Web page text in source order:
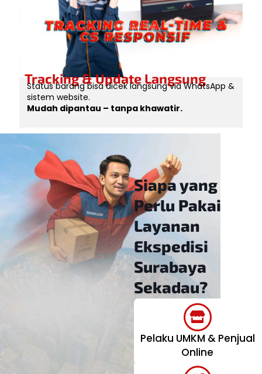
Tracking & Update Langsung
Status barang bisa dicek langsung via WhatsApp &
sistem website.
Mudah dipantau – tanpa khawatir.
Siapa yang
Perlu Pakai
Layanan
Ekspedisi
Surabaya
Sekadau?
Pelaku UMKM & Penjual
Online